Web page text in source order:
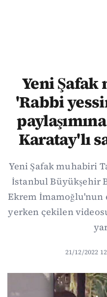
Yeni
'Rabbi
Karatay'lı
Yeni Şafak muhabiri
İstanbul Büyükşehir
Ekrem İmamoğlu'nun
yerken çekilen
21/12/2022